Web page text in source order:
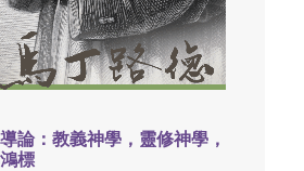
論：教義神學，靈修神學，
標